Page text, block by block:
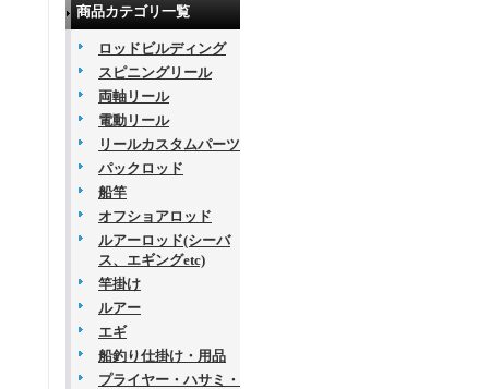
商品カテゴリ一覧
ロッドビルディング
スピニングリール
両軸リール
電動リール
リールカスタムパーツ
パックロッド
船竿
オフショアロッド
ルアーロッド(シーバ
ス、エギングetc)
竿掛け
ルアー
エギ
船釣り仕掛け・用品
プライヤー・ハサミ・